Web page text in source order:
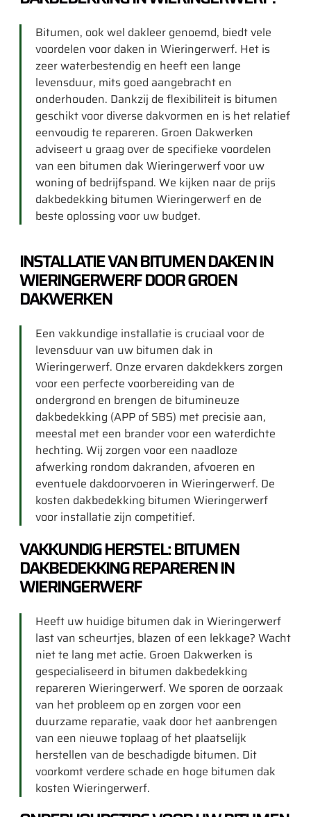
Bitumen, ook wel dakleer genoemd, biedt vele
voordelen voor daken in Wieringerwerf. Het is
zeer waterbestendig en heeft een lange
levensduur, mits goed aangebracht en
onderhouden. Dankzij de flexibiliteit is bitumen
geschikt voor diverse dakvormen en is het relatief
eenvoudig te repareren. Groen Dakwerken
adviseert u graag over de specifieke voordelen
van een bitumen dak Wieringerwerf voor uw
woning of bedrijfspand. We kijken naar de prijs
dakbedekking bitumen Wieringerwerf en de
beste oplossing voor uw budget.
INSTALLATIE VAN BITUMEN DAKEN IN
WIERINGERWERF DOOR GROEN
DAKWERKEN
Een vakkundige installatie is cruciaal voor de
levensduur van uw bitumen dak in
Wieringerwerf. Onze ervaren dakdekkers zorgen
voor een perfecte voorbereiding van de
ondergrond en brengen de bitumineuze
dakbedekking (APP of SBS) met precisie aan,
meestal met een brander voor een waterdichte
hechting. Wij zorgen voor een naadloze
afwerking rondom dakranden, afvoeren en
eventuele dakdoorvoeren in Wieringerwerf. De
kosten dakbedekking bitumen Wieringerwerf
voor installatie zijn competitief.
VAKKUNDIG HERSTEL: BITUMEN
DAKBEDEKKING REPAREREN IN
WIERINGERWERF
Heeft uw huidige bitumen dak in Wieringerwerf
last van scheurtjes, blazen of een lekkage? Wacht
niet te lang met actie. Groen Dakwerken is
gespecialiseerd in bitumen dakbedekking
repareren Wieringerwerf. We sporen de oorzaak
van het probleem op en zorgen voor een
duurzame reparatie, vaak door het aanbrengen
van een nieuwe toplaag of het plaatselijk
herstellen van de beschadigde bitumen. Dit
voorkomt verdere schade en hoge bitumen dak
kosten Wieringerwerf.